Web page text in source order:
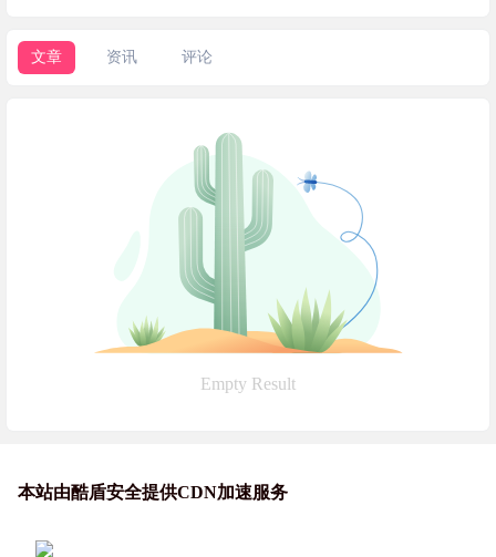
文章 资讯 评论
Empty Result
本站由酷盾安全提供CDN加速服务